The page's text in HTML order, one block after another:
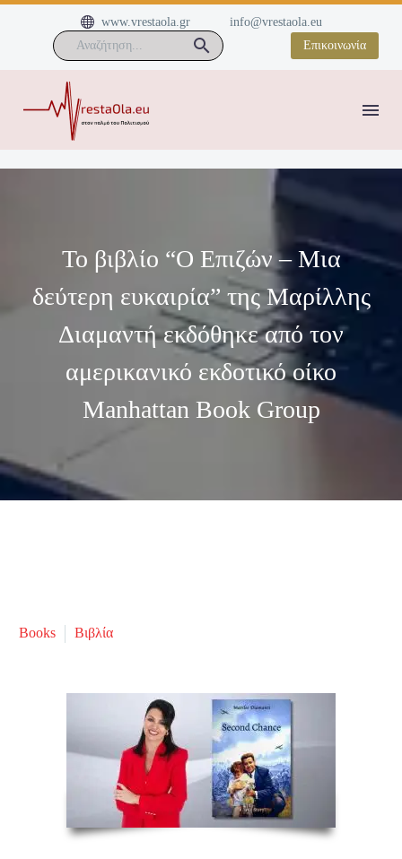

 www.vrestaola.gr
info@vrestaola.eu
Επικοινωνία
Το βιβλίο “Ο Επιζών – Μια
δεύτερη ευκαιρία” της Μαρίλλης
Διαμαντή εκδόθηκε από τον
αμερικανικό εκδοτικό οίκο
Manhattan Book Group
Books Βιβλία